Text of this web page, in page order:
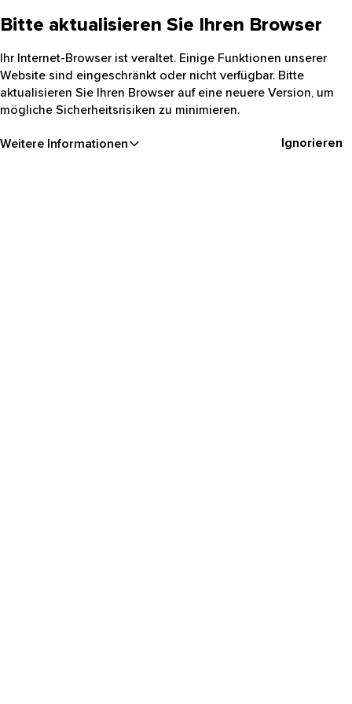
Bitte aktualisieren Sie Ihren Browser
Ihr Internet-Browser ist veraltet. Einige Funktionen unserer
Website sind eingeschränkt oder nicht verfügbar. Bitte
aktualisieren Sie Ihren Browser auf eine neuere Version, um
mögliche Sicherheitsrisiken zu minimieren.
Weitere Informationen Ignorieren